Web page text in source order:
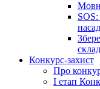
Конкурс-захист
Про
І етап